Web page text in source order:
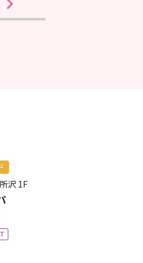
沢 1F